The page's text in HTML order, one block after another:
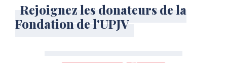
Rejoignez les donateurs de la
Fondation de l'UPJV